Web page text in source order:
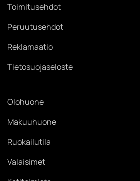
Toimitusehdot
Peruutusehdot
Reklamaatio
Tietosuojaseloste
Olohuone
Makuuhuone
Ruokailutila
Valaisimet